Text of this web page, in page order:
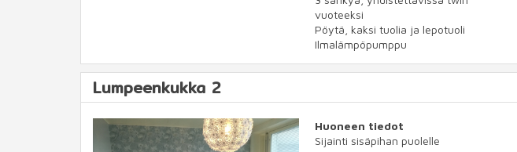
vuoteeksi
Pöytä, kaksi tuolia ja lepotuoli
Ilmalämpöpumppu
Lumpeenkukka 2
Previous NextHuoneen tiedot
Sijainti sisäpihan puolelle